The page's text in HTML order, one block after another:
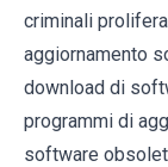
criminali
aggiornamento
download di
programmi di
software